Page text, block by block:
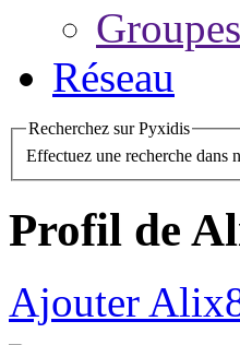
Réseau
Recherchez sur Pyxidis
Effectuez une recherche dans
Profil de
Ajouter